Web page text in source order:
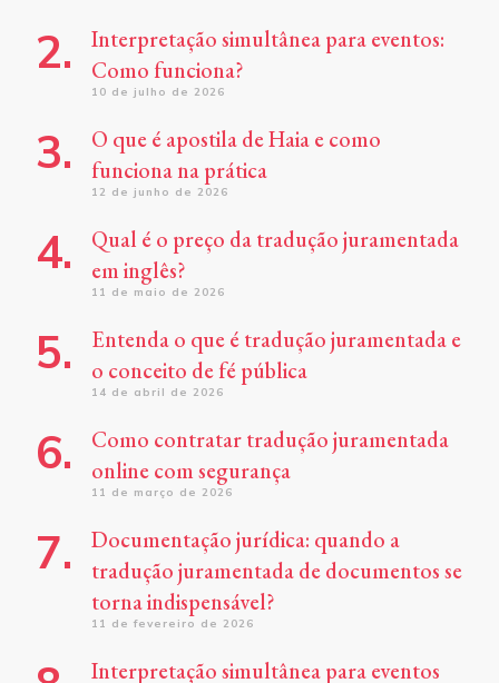
Interpretação simultânea para eventos:
Como funciona?
10 de julho de 2026
O que é apostila de Haia e como
funciona na prática
12 de junho de 2026
Qual é o preço da tradução juramentada
em inglês?
11 de maio de 2026
Entenda o que é tradução juramentada e
o conceito de fé pública
14 de abril de 2026
Como contratar tradução juramentada
online com segurança
11 de março de 2026
Documentação jurídica: quando a
tradução juramentada de documentos se
torna indispensável?
11 de fevereiro de 2026
Interpretação simultânea para eventos